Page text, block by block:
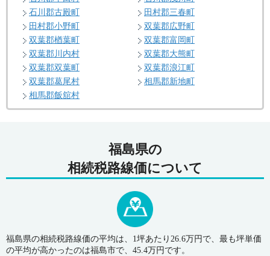
石川郡古殿町
田村郡三春町
田村郡小野町
双葉郡広野町
双葉郡楢葉町
双葉郡富岡町
双葉郡川内村
双葉郡大熊町
双葉郡双葉町
双葉郡浪江町
双葉郡葛尾村
相馬郡新地町
相馬郡飯舘村
福島県の
相続税路線価について
福島県の相続税路線価の平均は、1坪あたり26.6万円で、最も坪単価
の平均が高かったのは福島市で、45.4万円です。